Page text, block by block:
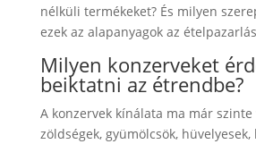
nélküli termékeket? És milyen
ezek az alapanyagok az
Milyen konzerveket
beiktatni az étrendbe?
A konzervek kínálata ma már szinte
zöldségek, gyümölcsök,